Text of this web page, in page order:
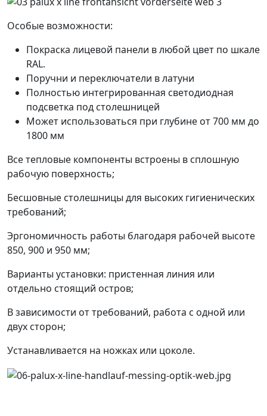
Особые возможности:
Покраска лицевой панели в любой цвет по шкале
RAL.
Поручни и переключатели в латуни
Полностью интегрированная светодиодная
подсветка под столешницей
Может использоваться при глубине от 700 мм до
1800 мм
Все тепловые компоненты встроены в сплошную
рабочую поверхность;
Бесшовные столешницы для высоких гигиенических
требований;
Эргономичность работы благодаря рабочей высоте
850, 900 и 950 мм;
Варианты установки: пристенная линия или
отдельно стоящий остров;
В зависимости от требований, работа с одной или
двух сторон;
Устанавливается на ножках или цоколе.